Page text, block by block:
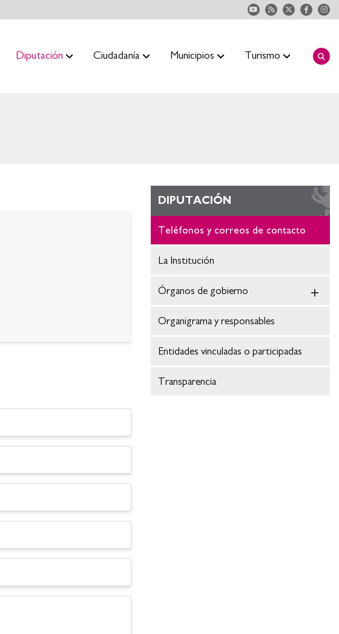
Diputación Ciudadanía Municipios Turismo
DIPUTACIÓN
Teléfonos y correos de contacto
La Institución
Órganos de gobierno
Organigrama y responsables
Entidades vinculadas o participadas
Transparencia